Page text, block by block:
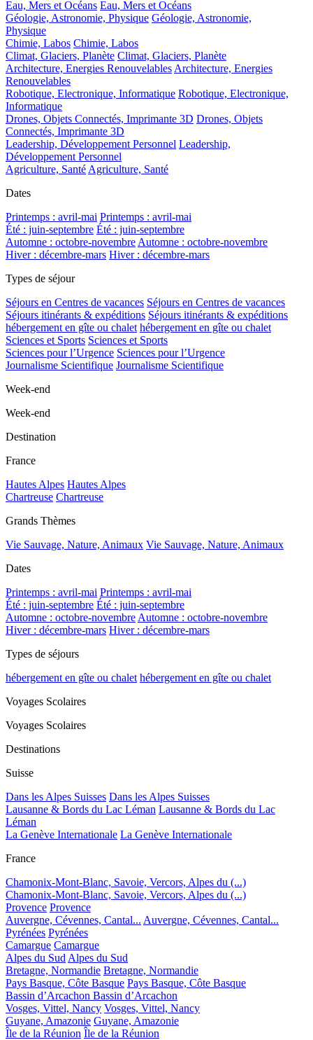
Eau, Mers et Océans Eau, Mers et Océans
Géologie, Astronomie, Physique Géologie, Astronomie,
Physique
Chimie, Labos Chimie, Labos
Climat, Glaciers, Planète Climat, Glaciers, Planète
Architecture, Energies Renouvelables Architecture, Energies
Renouvelables
Robotique, Electronique, Informatique Robotique, Electronique,
Informatique
Drones, Objets Connectés, Imprimante 3D Drones, Objets
Connectés, Imprimante 3D
Leadership, Développement Personnel Leadership,
Développement Personnel
Agriculture, Santé Agriculture, Santé
Dates
Printemps : avril-mai Printemps : avril-mai
Été : juin-septembre Été : juin-septembre
Automne : octobre-novembre Automne : octobre-novembre
Hiver : décembre-mars Hiver : décembre-mars
Types de séjour
Séjours en Centres de vacances Séjours en Centres de vacances
Séjours itinérants & expéditions Séjours itinérants & expéditions
hébergement en gîte ou chalet hébergement en gîte ou chalet
Sciences et Sports Sciences et Sports
Sciences pour l’Urgence Sciences pour l’Urgence
Journalisme Scientifique Journalisme Scientifique
Week-end
Week-end
Destination
France
Hautes Alpes Hautes Alpes
Chartreuse Chartreuse
Grands Thèmes
Vie Sauvage, Nature, Animaux Vie Sauvage, Nature, Animaux
Dates
Printemps : avril-mai Printemps : avril-mai
Été : juin-septembre Été : juin-septembre
Automne : octobre-novembre Automne : octobre-novembre
Hiver : décembre-mars Hiver : décembre-mars
Types de séjours
hébergement en gîte ou chalet hébergement en gîte ou chalet
Voyages Scolaires
Voyages Scolaires
Destinations
Suisse
Dans les Alpes Suisses Dans les Alpes Suisses
Lausanne & Bords du Lac Léman Lausanne & Bords du Lac
Léman
La Genève Internationale La Genève Internationale
France
Chamonix-Mont-Blanc, Savoie, Vercors, Alpes du (...)
Chamonix-Mont-Blanc, Savoie, Vercors, Alpes du (...)
Provence Provence
Auvergne, Cévennes, Cantal... Auvergne, Cévennes, Cantal...
Pyrénées Pyrénées
Camargue Camargue
Alpes du Sud Alpes du Sud
Bretagne, Normandie Bretagne, Normandie
Pays Basque, Côte Basque Pays Basque, Côte Basque
Bassin d’Arcachon Bassin d’Arcachon
Vosges, Vittel, Nancy Vosges, Vittel, Nancy
Guyane, Amazonie Guyane, Amazonie
Île de la Réunion Île de la Réunion